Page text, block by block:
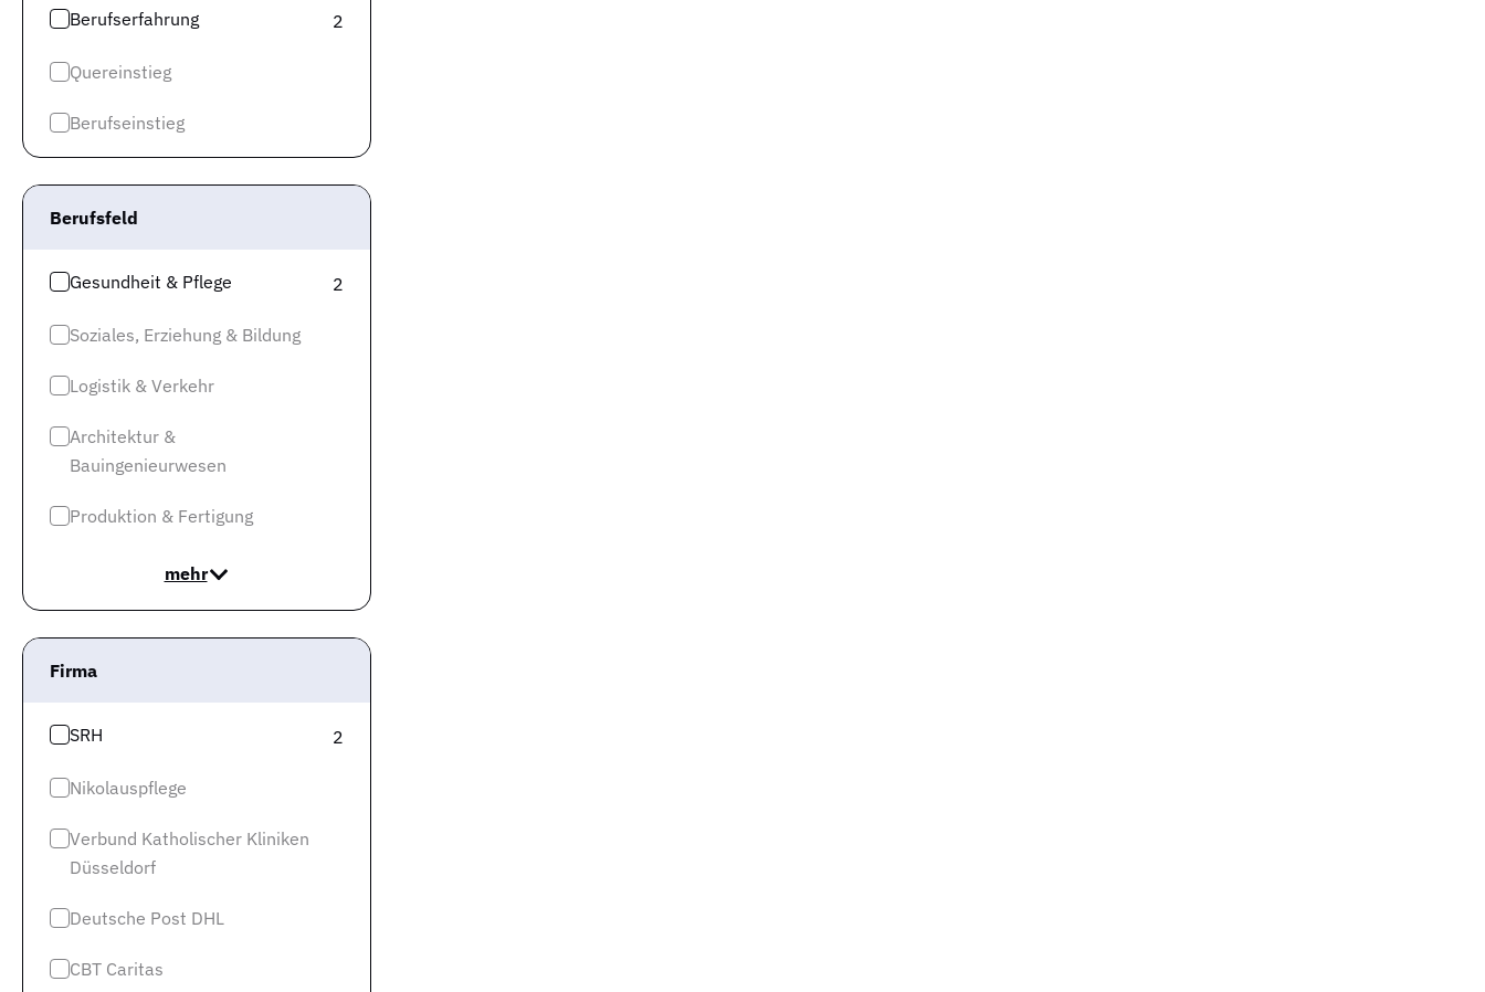
Berufserfahrung 2
Quereinstieg
Berufseinstieg
Berufsfeld
Gesundheit & Pflege 2
Soziales, Erziehung & Bildung
Logistik & Verkehr
Architektur &
Bauingenieurwesen
Produktion & Fertigung
mehr
Firma
SRH 2
Nikolauspflege
Verbund Katholischer Kliniken
Düsseldorf
Deutsche Post DHL
CBT Caritas